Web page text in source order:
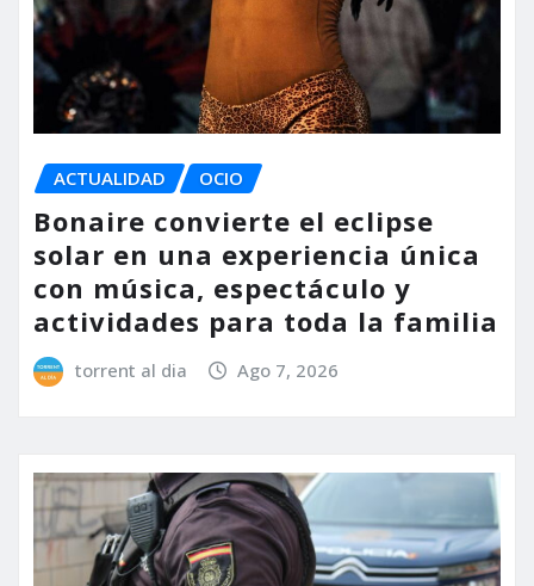
ACTUALIDAD OCIO
Bonaire convierte el eclipse
solar en una experiencia única
con música, espectáculo y
actividades para toda la familia
torrent al dia Ago 7, 2026